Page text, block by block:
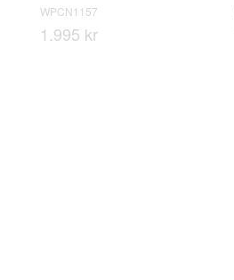
WPCN1157
1.995 kr